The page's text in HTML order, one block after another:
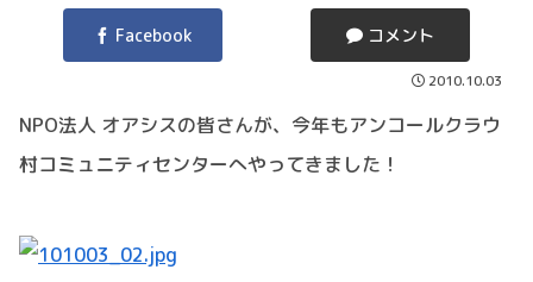
Facebook コメント
2010.10.03
NPO法人 オアシスの皆さんが、今年もアンコールクラウ
村コミュニティセンターへやってきました！